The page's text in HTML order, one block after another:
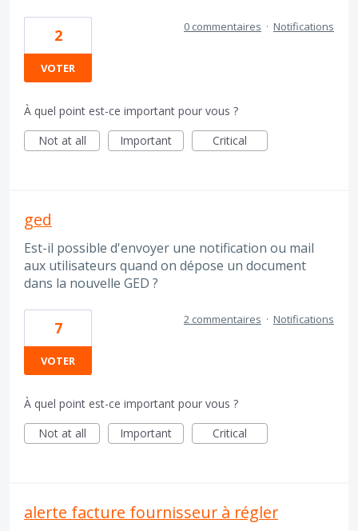
2
VOTER
0 commentaires · Notifications
À quel point est-ce important pour vous ?
Not at all
Important Critical
ged
Est-il possible d'envoyer une notification ou mail
aux utilisateurs quand on dépose un document
dans la nouvelle GED ?
7
VOTER
2 commentaires · Notifications
À quel point est-ce important pour vous ?
Not at all
Important Critical
alerte facture fournisseur à régler